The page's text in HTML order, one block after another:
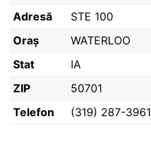
Adresă
STE 100
Oraș
WATERLOO
Stat
IA
ZIP
50701
Telefon
(319) 287-3961